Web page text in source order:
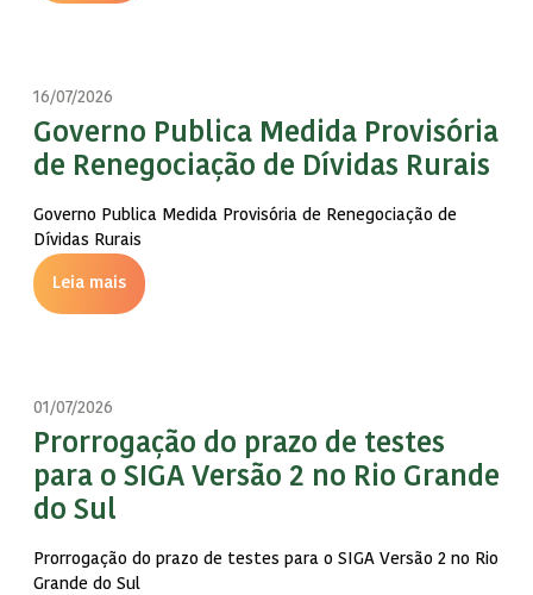
16/07/2026
Governo Publica Medida Provisória
de Renegociação de Dívidas Rurais
Governo Publica Medida Provisória de Renegociação de
Dívidas Rurais
Leia mais
01/07/2026
Prorrogação do prazo de testes
para o SIGA Versão 2 no Rio Grande
do Sul
Prorrogação do prazo de testes para o SIGA Versão 2 no Rio
Grande do Sul